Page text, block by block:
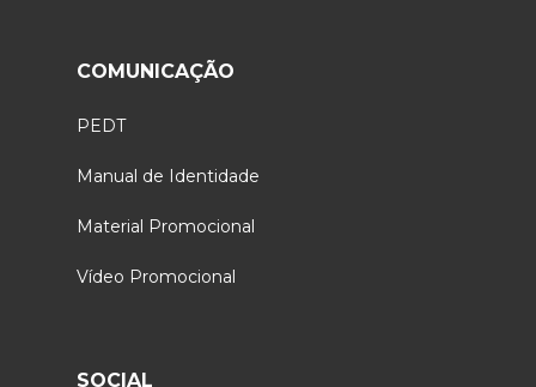
COMUNICAÇÃO
PEDT
Manual de Identidade
Material Promocional
Vídeo Promocional
SOCIAL